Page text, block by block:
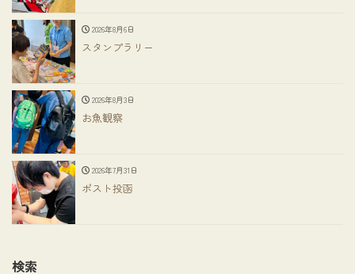
2026年8月6日
スタンプラリー
2026年8月3日
お魚観察
2026年7月31日
ポスト投函
検索